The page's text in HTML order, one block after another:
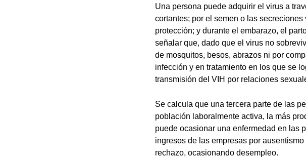
Una persona puede adquirir el virus a
cortantes; por el semen o las
protección; y durante el embarazo, el
señalar que, dado que el virus no
de mosquitos, besos, abrazos ni por
infección y en tratamiento en los que se
transmisión del VIH por relaciones
Se calcula que una tercera parte de las
población laboralmente activa, la más
puede ocasionar una enfermedad en las
ingresos de las empresas por
rechazo, ocasionando desempleo.